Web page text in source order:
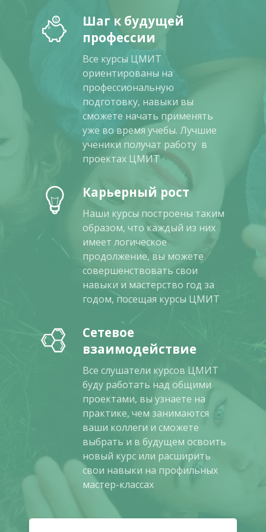
Шаг к будущей
профессии
Все курсы ЦМИТ
ориентированы на
профессиональную
подготовку, навыки вы
сможете начать применять
уже во время учебы. Лучшие
ученики получат работу в
проектах ЦМИТ
Карьерный рост
Наши курсы построены таким
образом, что каждый из них
имеет логическое
продолжение, вы можете
совершенствовать свои
навыки и мастерство год за
годом, посещая курсы ЦМИТ
Сетевое
взаимодействие
Все слушатели курсов ЦМИТ
буду работать над общими
проектами, вы узнаете на
практике, чем занимаются
ваши коллеги и сможете
выбрать и в будущем освоить
новый курс или расширить
свои навыки на профильных
мастер-классах